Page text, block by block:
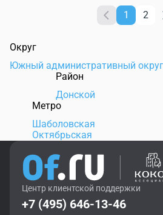
1 2
Округ
Южный административный
Район
Донской
Метро
Шаболовская
Октябрьская
Центр клиентской поддержки
+7 (495) 646-13-46